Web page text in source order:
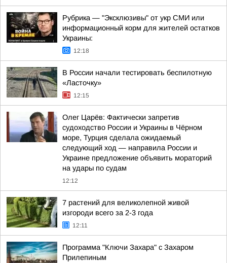
Рубрика — "Эксклюзивы" от укр СМИ или
информационный корм для жителей остатков
Украины:
12:18
В России начали тестировать беспилотную
«Ласточку»
12:15
Олег Царёв: Фактически запретив
судоходство России и Украины в Чёрном
море, Турция сделала ожидаемый
следующий ход — направила России и
Украине предложение объявить мораторий
на удары по судам
12:12
7 растений для великолепной живой
изгороди всего за 2-3 года
12:11
Программа "Ключи Захара" с Захаром
Прилепиным